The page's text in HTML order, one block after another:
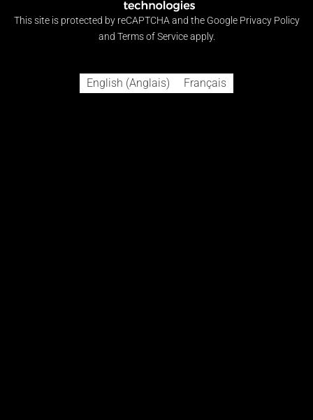
This site is protected by reCAPTCHA and the Google Privacy Policy
and Terms of Serviceapply.
English (Anglais) Français